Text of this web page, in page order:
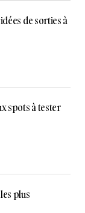
de sorties à
spots à tester
plus